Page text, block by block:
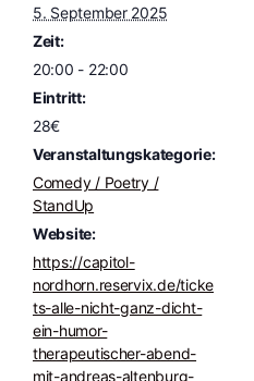
5. September 2025
Zeit:
20:00 - 22:00
Eintritt:
28€
Veranstaltungskategorie:
Comedy / Poetry /
StandUp
Website:
https://capitol-
nordhorn.reservix.de/ticke
ts-alle-nicht-ganz-dicht-
ein-humor-
therapeutischer-abend-
mit-andreas-altenburg-